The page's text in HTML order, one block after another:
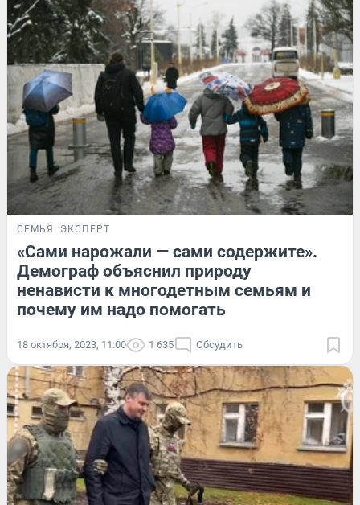
СЕМЬЯ ЭКСПЕРТ
«Сами нарожали — сами содержите».
Демограф объяснил природу
ненависти к многодетным семьям и
почему им надо помогать
18 октября, 2023, 11:00 1 635 Обсудить